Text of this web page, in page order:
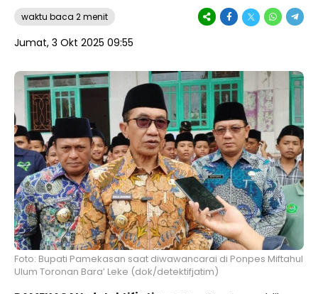
waktu baca 2 menit
Jumat, 3 Okt 2025 09:55
Foto: Bupati Pamekasan saat diwawancarai di Ponpes Miftahul
Ulum Toronan Bara’ Leke (dok/detektifjatim)